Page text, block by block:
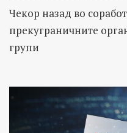
Чекор назад во
прекуграничните
групи